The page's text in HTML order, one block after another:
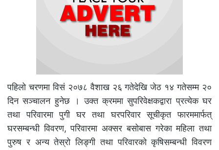
पहिलो चरणमा विसं २०७८ वैशाख २६ गतेदेखि जेठ १४ गतेसम्म २०
दिन सञ्चालन हुनेछ । उक्त क्रममा सुपरिवेक्षकद्वारा प्रत्येक घर
तथा परिवारमा पुगी घर तथा घरपरिवार सूचीकृत फारममार्फत्
घरसम्बन्धी विवरण, परिवारमा अक्सर बसोबास गरेका महिला तथा
पुरुष र अन्य तेस्रो लिङ्गी तथा परिवारको कृषिसम्बन्धी विवरण